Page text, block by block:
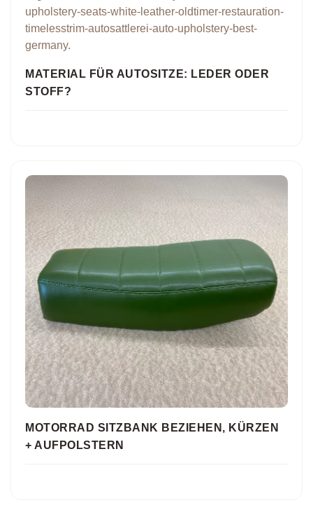
MATERIAL FÜR AUTOSITZE: LEDER ODER
STOFF?
MOTORRAD SITZBANK BEZIEHEN, KÜRZEN
+ AUFPOLSTERN